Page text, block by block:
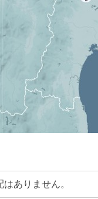
ありません。